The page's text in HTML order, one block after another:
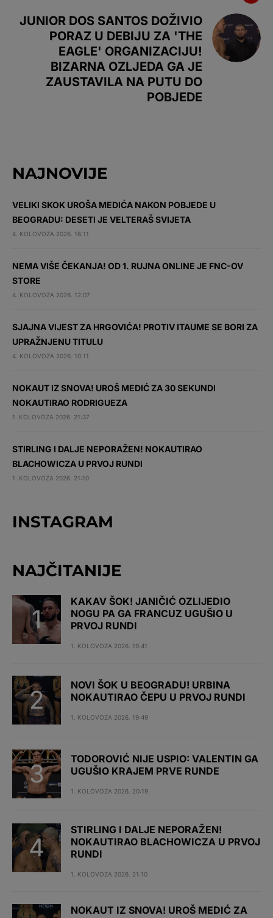
JUNIOR DOS SANTOS DOŽIVIO
PORAZ U DEBIJU ZA 'THE
EAGLE' ORGANIZACIJU!
BIZARNA OZLJEDA GA JE
ZAUSTAVILA NA PUTU DO
POBJEDE
NAJNOVIJE
VELIKI SKOK UROŠA MEDIĆA NAKON POBJEDE U
BEOGRADU: DESETI JE VELTERAŠ SVIJETA
4. KOLOVOZA 2026. 16:11
NEMA VIŠE ČEKANJA! OD 1. RUJNA ONLINE JE FNC-OV
STORE
4. KOLOVOZA 2026. 12:07
SJAJNA VIJEST ZA HRGOVIĆA! PROTIV ITAUME SE BORI ZA
UPRAŽNJENU TITULU
4. KOLOVOZA 2026. 10:11
NOKAUT IZ SNOVA! UROŠ MEDIĆ ZA 30 SEKUNDI
NOKAUTIRAO RODRIGUEZA
1. KOLOVOZA 2026. 21:37
STIRLING I DALJE NEPORAŽEN! NOKAUTIRAO
BLACHOWICZA U PRVOJ RUNDI
1. KOLOVOZA 2026. 21:10
INSTAGRAM
NAJČITANIJE
KAKAV ŠOK! JANIČIĆ OZLIJEDIO
NOGU PA GA FRANCUZ UGUŠIO U
PRVOJ RUNDI
1. KOLOVOZA 2026. 19:41
NOVI ŠOK U BEOGRADU! URBINA
NOKAUTIRAO ČEPU U PRVOJ RUNDI
1. KOLOVOZA 2026. 19:49
TODOROVIĆ NIJE USPIO: VALENTIN GA
UGUŠIO KRAJEM PRVE RUNDE
1. KOLOVOZA 2026. 20:19
STIRLING I DALJE NEPORAŽEN!
NOKAUTIRAO BLACHOWICZA U PRVOJ
RUNDI
1. KOLOVOZA 2026. 21:10
NOKAUT IZ SNOVA! UROŠ MEDIĆ ZA